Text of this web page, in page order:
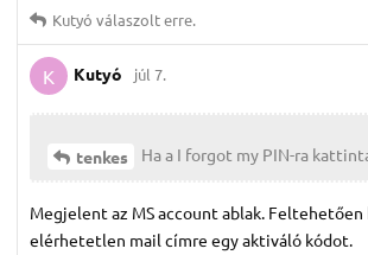
Kutyó válaszolt erre.
K Kutyó júl 7.
tenkes Ha a I forgot my PIN-ra
Megjelent az MS account ablak.
elérhetetlen mail címre egy aktiváló kódot.